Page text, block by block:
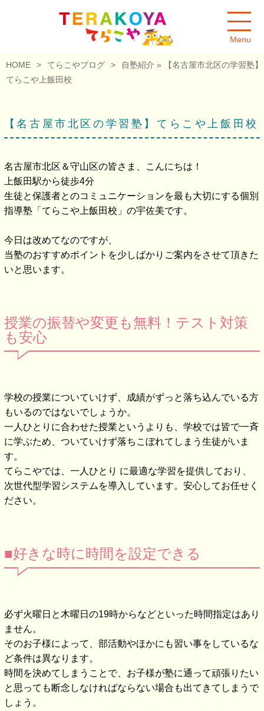
Menu
HOME > てらこやブログ > 自塾紹介 » 【名古屋市北区の学習塾】
てらこや上飯田校
【名古屋市北区の学習塾】てらこや上飯田校
名古屋市北区＆守山区の皆さま、こんにちは！
上飯田駅から徒歩4分
生徒と保護者とのコミュニケーションを最も大切にする個別
指導塾「てらこや上飯田校」の宇佐美です。
今日は改めてなのですが、
当塾のおすすめポイントを少しばかりご案内をさせて頂きた
いと思います。
授業の振替や変更も無料！テスト対策
も安心
学校の授業についていけず、成績がずっと落ち込んでいる方
もいるのではないでしょうか。
一人ひとりに合わせた授業というよりも、学校では皆で一斉
に学ぶため、ついていけず落ちこぼれてしまう生徒がいま
す。
てらこやでは、一人ひとり に最適な学習を提供しており、
次世代型学習システムを導入しています。安心してお任せく
ださい。
■好きな時に時間を設定できる
必ず火曜日と木曜日の19時からなどといった時間指定はあり
ません。
そのお子様によって、部活動やほかにも習い事をしているな
ど条件は異なります。
時間を決めてしまうことで、お子様が塾に通って頑張りたい
と思っても断念しなければならない場合も出てきてしまうで
しょう。